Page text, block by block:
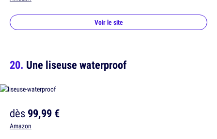
Voir le site
Une liseuse waterproof
dès99,99 €
Amazon